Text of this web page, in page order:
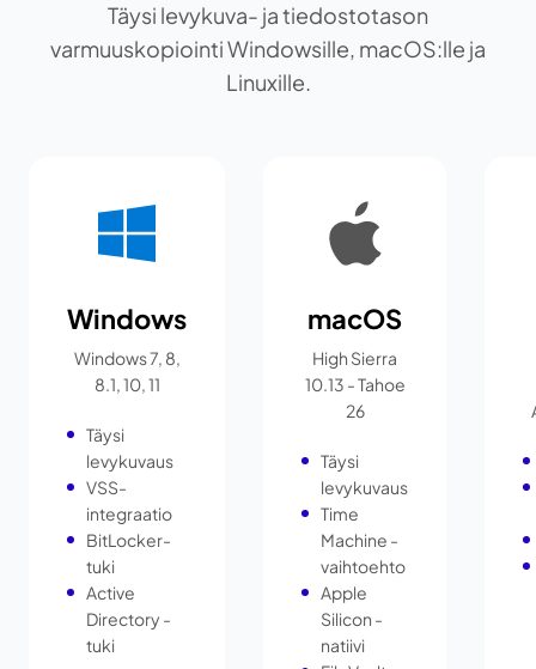
Täysi levykuva- ja tiedostotason
varmuuskopiointi Windowsille, macOS:lle ja
Linuxille.
Windows
Windows 7, 8,
8.1, 10, 11
Täysi
levykuvaus
VSS-
integraatio
BitLocker-
tuki
Active
Directory -
tuki
macOS
High Sierra
10.13 - Tahoe
26
Täysi
levykuvaus
Time
Machine -
vaihtoehto
Apple
Silicon -
natiivi